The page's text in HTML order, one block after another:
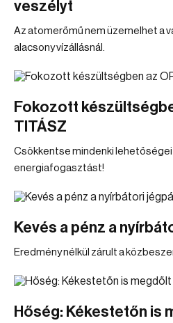
veszélyt
Az atomerőmű nem üzemelhet a
alacsony vízállásnál.
Fokozott
TITÁSZ
Csökkentse mindenki lehetőségei
energiafogasztást!
Kevés a pénz a
Eredmény nélkül zárult a
Hőség: Kékestetőn is